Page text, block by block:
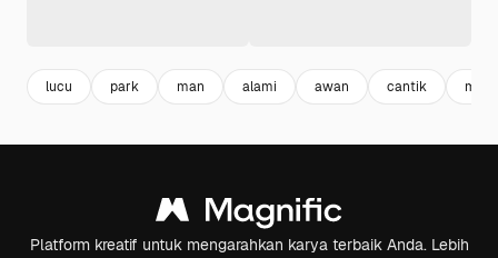
lucu park man alami awan cantik
Platform kreatif untuk mengarahkan karya terbaik Anda. Lebih